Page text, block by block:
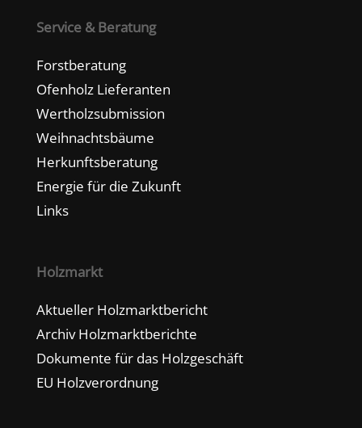
Service & Beratung
Forstberatung
Ofenholz Lieferanten
Wertholzsubmission
Weihnachtsbäume
Herkunftsberatung
Energie für die Zukunft
Links
Holzmarkt
Aktueller Holzmarktbericht
Archiv Holzmarktberichte
Dokumente für das Holzgeschäft
EU Holzverordnung